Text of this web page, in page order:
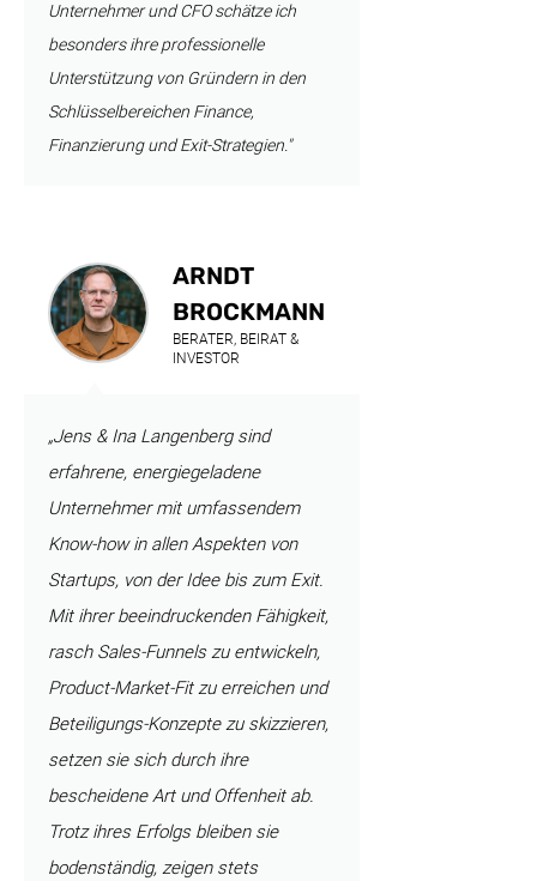
Unternehmer und CFO schätze ich
besonders ihre professionelle
Unterstützung von Gründern in den
Schlüsselbereichen Finance,
Finanzierung und Exit-Strategien."
„Jens & Ina Langenberg sind
erfahrene, energiegeladene
Unternehmer mit umfassendem
Know-how in allen Aspekten von
Startups, von der Idee bis zum Exit.
Mit ihrer beeindruckenden Fähigkeit,
rasch Sales-Funnels zu entwickeln,
Product-Market-Fit zu erreichen und
Beteiligungs-Konzepte zu skizzieren,
setzen sie sich durch ihre
bescheidene Art und Offenheit ab.
Trotz ihres Erfolgs bleiben sie
bodenständig, zeigen stets
ARNDT
BROCKMANN
BERATER, BEIRAT &
INVESTOR